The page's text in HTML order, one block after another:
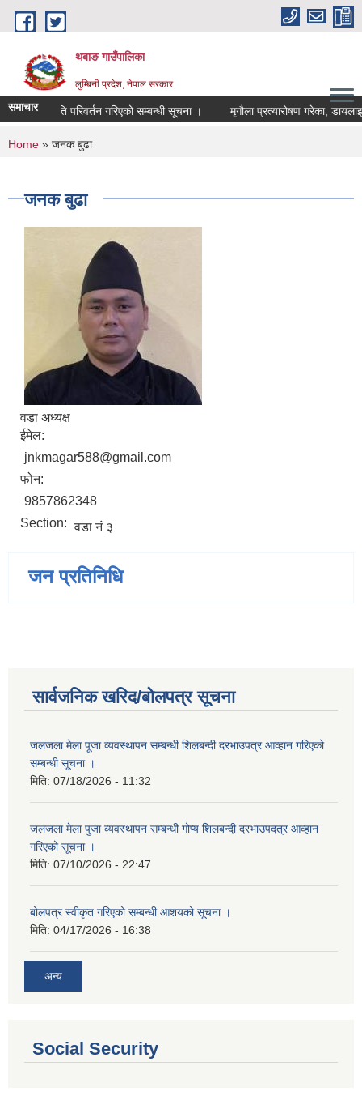
Skip to main content
थबाङ गाउँपालिका
लुम्बिनी प्रदेश, नेपाल सरकार
समाचार
परिक्षा मिति परिवर्तन गरिएको सम्बन्धी सूचना । मृगौला प्रत्यारोषण गरेका,
You are here
Home » जनक बुढा
जनक बुढा
वडा अध्यक्ष
ईमेल:
jnkmagar588@gmail.com
फोन:
9857862348
Section: वडा नं ३
जन प्रतिनिधि
सार्वजनिक खरिद/बोलपत्र सूचना
जलजला मेला पूजा व्यवस्थापन सम्बन्धी शिलबन्दी दरभाउपत्र आव्हान गरिएको
सम्बन्धी सूचना ।
मिति: 07/18/2026 - 11:32
जलजला मेला पुजा व्यवस्थापन सम्बन्धी गोप्य शिलबन्दी दरभाउपदत्र आव्हान
गरिएको सूचना ।
मिति: 07/10/2026 - 22:47
बोलपत्र स्वीकृत गरिएको सम्बन्धी आशयको सूचना ।
मिति: 04/17/2026 - 16:38
अन्य
Social Security